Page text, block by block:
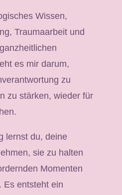
Wissen,
Traumaarbeit und
es mir darum,
zu
zu stärken, wieder für
lernst du, deine
sie zu halten
Momenten
Es entsteht ein